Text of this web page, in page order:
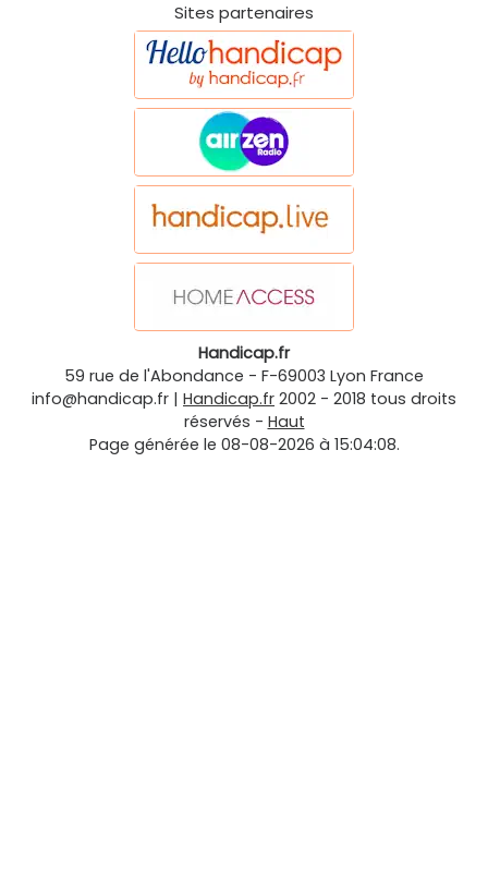
Sites partenaires
Handicap.fr
59 rue de l'Abondance - F-69003 Lyon France
info@handicap.fr | Handicap.fr 2002 - 2018 tous droits
réservés - Haut
Page générée le 08-08-2026 à 15:04:08.